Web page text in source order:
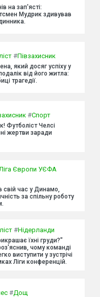
на зап'ясті:
Мудрик здивував
#Півзахисник
який досяг успіху у
від його житла:
трагедії.
#Спорт
Футболіст Челсі
жертви заради
Європи УЄФА
свій час у Динамо,
за спільну роботу
#Нідерланди
їхні груди?"
чому команді
виступити у зустрічі
Ліги конференцій.
#Дощ